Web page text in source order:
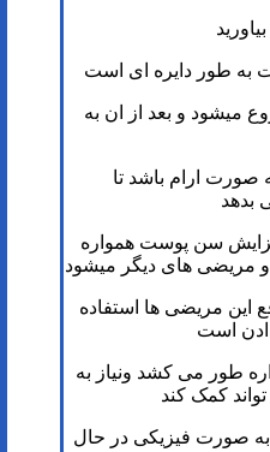
به طور دایره ای است
میشود و بعد از ان به
صورت ارام باشد تا
بدهد
سن پوست همواره
مریضی های دیگر میشود
این مریضی ها استفاده
است
طور می کشد ونیاز به
کمک کند
به صورت فیزیکی در حال